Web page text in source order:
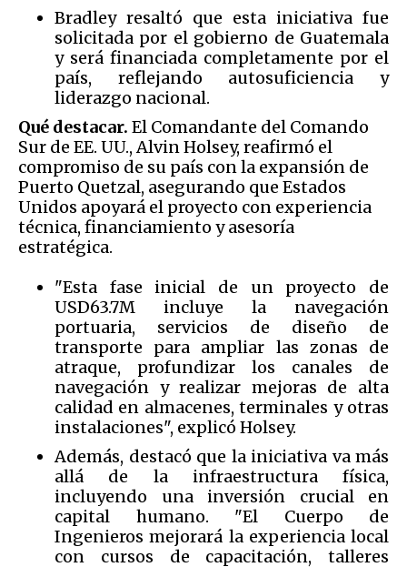
Bradley resaltó que esta iniciativa fue
solicitada por el gobierno de Guatemala
y será financiada completamente por el
país, reflejando autosuficiencia y
liderazgo nacional.
Qué destacar. El Comandante del Comando
Sur de EE. UU., Alvin Holsey, reafirmó el
compromiso de su país con la expansión de
Puerto Quetzal, asegurando que Estados
Unidos apoyará el proyecto con experiencia
técnica, financiamiento y asesoría
estratégica.
"Esta fase inicial de un proyecto de
USD63.7M incluye la navegación
portuaria, servicios de diseño de
transporte para ampliar las zonas de
atraque, profundizar los canales de
navegación y realizar mejoras de alta
calidad en almacenes, terminales y otras
instalaciones", explicó Holsey.
Además, destacó que la iniciativa va más
allá de la infraestructura física,
incluyendo una inversión crucial en
capital humano. "El Cuerpo de
Ingenieros mejorará la experiencia local
con cursos de capacitación, talleres